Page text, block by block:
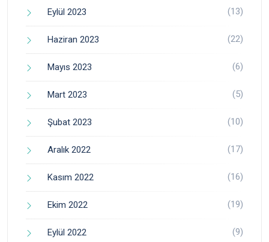
Eylül 2023 (13)
Haziran 2023 (22)
Mayıs 2023 (6)
Mart 2023 (5)
Şubat 2023 (10)
Aralık 2022 (17)
Kasım 2022 (16)
Ekim 2022 (19)
Eylül 2022 (9)